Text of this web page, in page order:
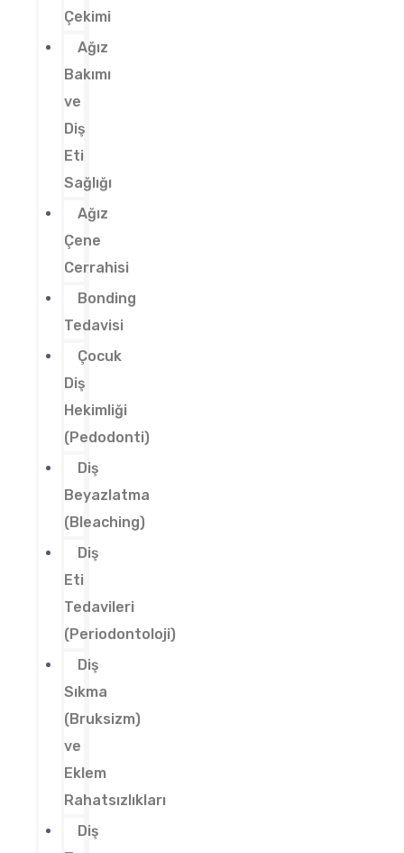
Çekimi
Ağız
Bakımı
ve
Diş
Eti
Sağlığı
Ağız
Çene
Cerrahisi
Bonding
Tedavisi
Çocuk
Diş
Hekimliği
(Pedodonti)
Diş
Beyazlatma
(Bleaching)
Diş
Eti
Tedavileri
(Periodontoloji)
Diş
Sıkma
(Bruksizm)
ve
Eklem
Rahatsızlıkları
Diş